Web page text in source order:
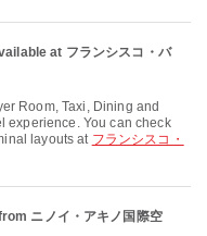
at フランシスコ・バ
experience. You can check
layouts at フランシスコ・
ニノイ・アキノ国際空